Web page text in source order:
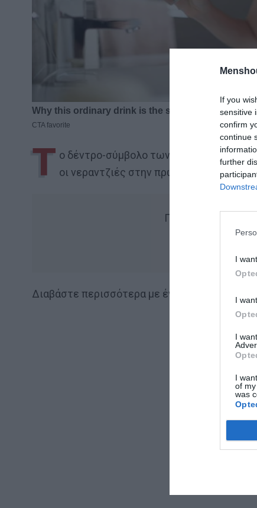
If you
sensitive
confirm
continue
further
I
I
I
I
of
was
Τ ο δέντρο-σύμβολο των γειτονιών της
οι νεραντζιές στην πρωτεύουσα και
Για να βλέπεις
Add
Διαβάστε περισσότερα με ένα κλικ στο